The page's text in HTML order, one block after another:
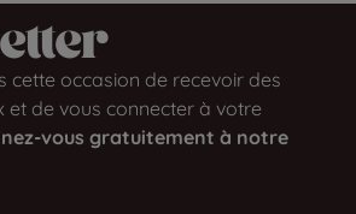
cette occasion de recevoir des
et de vous connecter à votre
vous gratuitement à notre